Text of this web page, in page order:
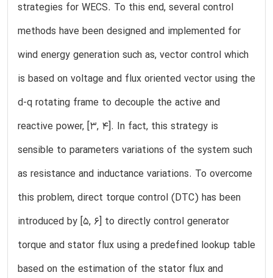
strategies for WECS. To this end, several control
methods have been designed and implemented for
wind energy generation such as, vector control which
is based on voltage and flux oriented vector using the
d-q rotating frame to decouple the active and
reactive power, [3, 4]. In fact, this strategy is
sensible to parameters variations of the system such
as resistance and inductance variations. To overcome
this problem, direct torque control (DTC) has been
introduced by [5, 6] to directly control generator
torque and stator flux using a predefined lookup table
based on the estimation of the stator flux and